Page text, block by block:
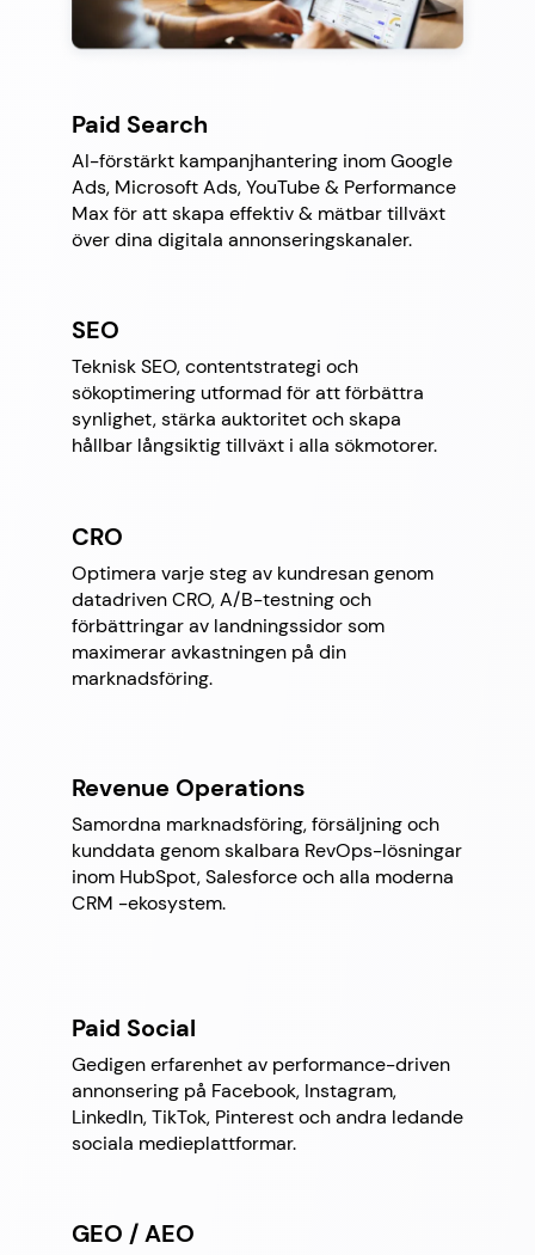
Paid Search
AI-förstärkt kampanjhantering inom Google
Ads, Microsoft Ads, YouTube & Performance
Max för att skapa effektiv & mätbar tillväxt
över dina digitala annonseringskanaler.
SEO
Teknisk SEO, contentstrategi och
sökoptimering utformad för att förbättra
synlighet, stärka auktoritet och skapa
hållbar långsiktig tillväxt i alla sökmotorer.
CRO
Optimera varje steg av kundresan genom
datadriven CRO, A/B-testning och
förbättringar av landningssidor som
maximerar avkastningen på din
marknadsföring.
Revenue Operations
Samordna marknadsföring, försäljning och
kunddata genom skalbara RevOps-lösningar
inom HubSpot, Salesforce och alla moderna
CRM -ekosystem.
Paid Social
Gedigen erfarenhet av performance-driven
annonsering på Facebook, Instagram,
LinkedIn, TikTok, Pinterest och andra ledande
sociala medieplattformar.
GEO / AEO